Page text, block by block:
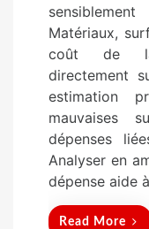
t
e
o
Matériaux,
coût de la
directement
estimation
mauvaises
dépenses
Analyser en
dépense aide
Read More